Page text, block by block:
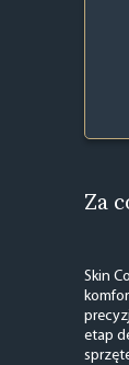
Za
Skin
etap